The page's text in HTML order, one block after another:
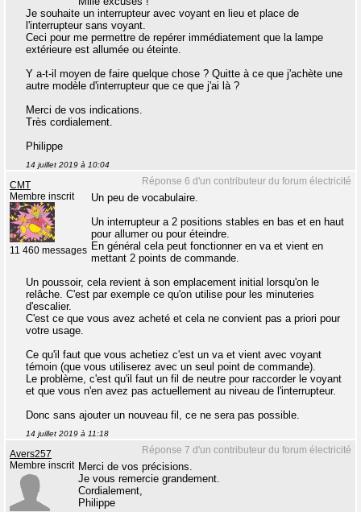
Je souhaite un interrupteur avec voyant en lieu et place de
l'interrupteur sans voyant.
Ceci pour me permettre de repérer immédiatement que la lampe
extérieure est allumée ou éteinte.
Y a-t-il moyen de faire quelque chose ? Quitte à ce que j'achète une
autre modèle d'interrupteur que ce que j'ai là ?
Merci de vos indications.
Très cordialement.
Philippe
14 juillet 2019 à 10:04
Réponse 6 d'un contributeur du forum électricité
CMT
Membre inscrit
11 460 messages
Un peu de vocabulaire.
Un interrupteur a 2 positions stables en bas et en haut
pour allumer ou pour éteindre.
En général cela peut fonctionner en va et vient en
mettant 2 points de commande.
Un poussoir, cela revient à son emplacement initial lorsqu'on le
relâche. C'est par exemple ce qu'on utilise pour les minuteries
d'escalier.
C'est ce que vous avez acheté et cela ne convient pas a priori pour
votre usage.
Ce qu'il faut que vous achetiez c'est un va et vient avec voyant
témoin (que vous utiliserez avec un seul point de commande).
Le problème, c'est qu'il faut un fil de neutre pour raccorder le voyant
et que vous n'en avez pas actuellement au niveau de l'interrupteur.
Donc sans ajouter un nouveau fil, ce ne sera pas possible.
14 juillet 2019 à 11:18
Réponse 7 d'un contributeur du forum électricité
Avers257
Membre inscrit Merci de vos précisions.
Je vous remercie grandement.
Cordialement,
Philippe